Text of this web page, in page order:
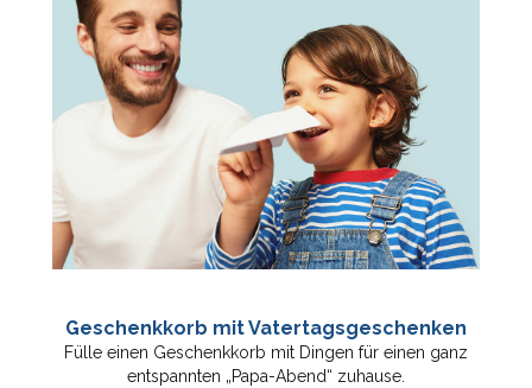
Geschenkkorb mit Vatertagsgeschenken
Fülle einen Geschenkkorb mit Dingen für einen ganz
entspannten „Papa-Abend“ zuhause.